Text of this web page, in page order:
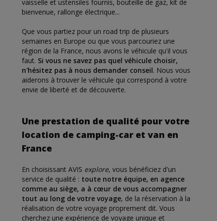
vaisselle et ustensiles fournis, bouteille de gaz, kit de
bienvenue, rallonge électrique...
Que vous partiez pour un road trip de plusieurs
semaines en Europe ou que vous parcouriez une
région de la France, nous avons le véhicule qu'il vous
faut. Si vous ne savez pas quel véhicule choisir,
n'hésitez pas à nous demander conseil. Nous vous
aiderons à trouver le véhicule qui correspond à votre
envie de liberté et de découverte.
Une prestation de qualité pour votre
location de camping-car et van en
France
En choisissant AVIS explore, vous bénéficiez d'un
service de qualité : toute notre équipe, en agence
comme au siège, a à cœur de vous accompagner
tout au long de votre voyage, de la réservation à la
réalisation de votre voyage proprement dit. Vous
cherchez une expérience de voyage unique et